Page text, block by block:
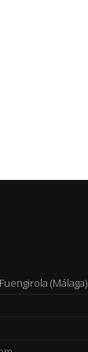
(Málaga)